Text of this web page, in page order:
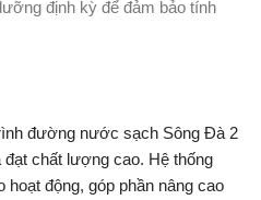
định kỳ để đảm bảo tính
đường nước sạch Sông Đà 2
đạt chất lượng cao. Hệ thống
động, góp phần nâng cao